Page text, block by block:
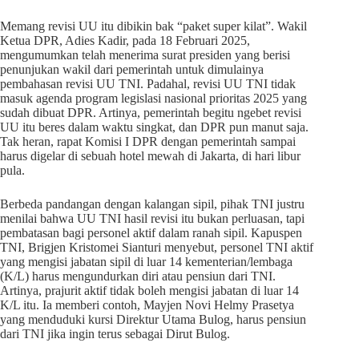
Memang revisi UU itu dibikin bak “paket super kilat”. Wakil
Ketua DPR, Adies Kadir, pada 18 Februari 2025,
mengumumkan telah menerima surat presiden yang berisi
penunjukan wakil dari pemerintah untuk dimulainya
pembahasan revisi UU TNI. Padahal, revisi UU TNI tidak
masuk agenda program legislasi nasional prioritas 2025 yang
sudah dibuat DPR. Artinya, pemerintah begitu ngebet revisi
UU itu beres dalam waktu singkat, dan DPR pun manut saja.
Tak heran, rapat Komisi I DPR dengan pemerintah sampai
harus digelar di sebuah hotel mewah di Jakarta, di hari libur
pula.
Berbeda pandangan dengan kalangan sipil, pihak TNI justru
menilai bahwa UU TNI hasil revisi itu bukan perluasan, tapi
pembatasan bagi personel aktif dalam ranah sipil. Kapuspen
TNI, Brigjen Kristomei Sianturi menyebut, personel TNI aktif
yang mengisi jabatan sipil di luar 14 kementerian/lembaga
(K/L) harus mengundurkan diri atau pensiun dari TNI.
Artinya, prajurit aktif tidak boleh mengisi jabatan di luar 14
K/L itu. Ia memberi contoh, Mayjen Novi Helmy Prasetya
yang menduduki kursi Direktur Utama Bulog, harus pensiun
dari TNI jika ingin terus sebagai Dirut Bulog.